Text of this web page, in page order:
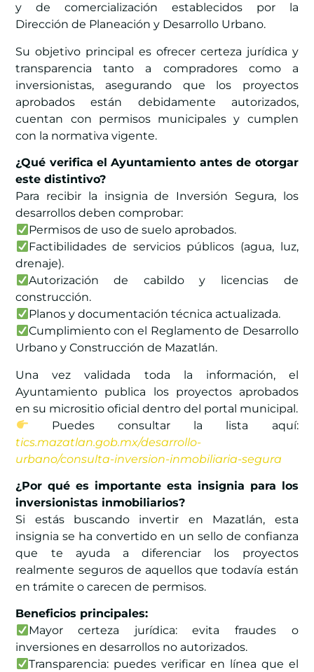
y de comercialización establecidos por la
Dirección de Planeación y Desarrollo Urbano.
Su objetivo principal es ofrecer certeza jurídica y
transparencia tanto a compradores como a
inversionistas, asegurando que los proyectos
aprobados están debidamente autorizados,
cuentan con permisos municipales y cumplen
con la normativa vigente.
¿Qué verifica el Ayuntamiento antes de otorgar
este distintivo?
Para recibir la insignia de Inversión Segura, los
desarrollos deben comprobar:
Permisos de uso de suelo aprobados.
Factibilidades de servicios públicos (agua, luz,
drenaje).
Autorización de cabildo y licencias de
construcción.
Planos y documentación técnica actualizada.
Cumplimiento con el Reglamento de Desarrollo
Urbano y Construcción de Mazatlán.
Una vez validada toda la información, el
Ayuntamiento publica los proyectos aprobados
en su micrositio oficial dentro del portal municipal.
Puedes consultar la lista aquí:
tics.mazatlan.gob.mx/desarrollo-
urbano/consulta-inversion-inmobiliaria-segura
¿Por qué es importante esta insignia para los
inversionistas inmobiliarios?
Si estás buscando invertir en Mazatlán, esta
insignia se ha convertido en un sello de confianza
que te ayuda a diferenciar los proyectos
realmente seguros de aquellos que todavía están
en trámite o carecen de permisos.
Beneficios principales:
Mayor certeza jurídica: evita fraudes o
inversiones en desarrollos no autorizados.
Transparencia: puedes verificar en línea que el